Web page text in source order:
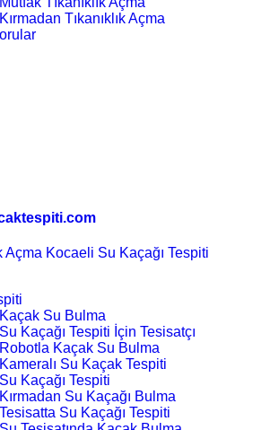
Tıkanıklık Açma
Su Bulma
Kaçağı Tespiti İçin Tesisatçı
Kaçak Su Bulma
Su Kaçak Tespiti
Kaçağı Tespiti
Su Kaçağı Bulma
Su Kaçağı Tespiti